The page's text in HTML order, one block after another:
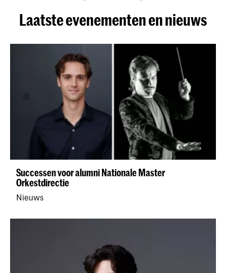
Laatste evenementen en nieuws
Successen voor alumni Nationale Master
Orkestdirectie
Nieuws